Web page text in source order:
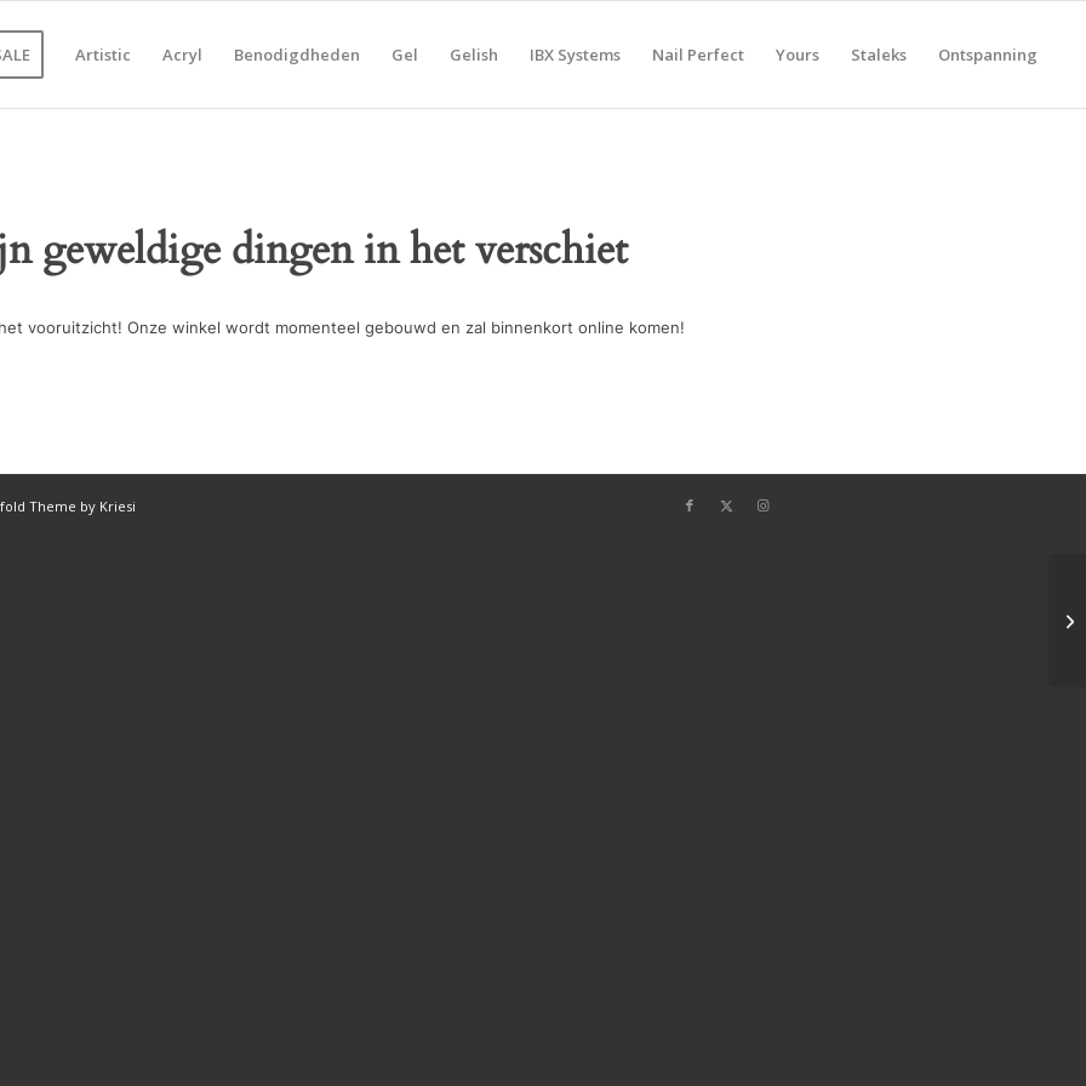
Artistic Acryl Benodigdheden Gel Gelish IBX Systems Nail Perfect Yours Staleks Ontspanning
geweldige dingen in het verschiet
vooruitzicht! Onze winkel wordt momenteel gebouwd en zal binnenkort online komen!
Theme by Kriesi